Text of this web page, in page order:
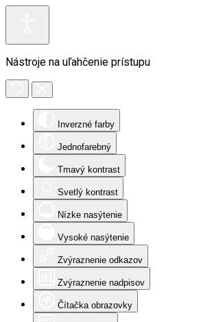
Nástroje na uľahčenie prístupu
Inverzné farby
Jednofarebný
Tmavý kontrast
Svetlý kontrast
Nízke nasýtenie
Vysoké nasýtenie
Zvýraznenie odkazov
Zvýraznenie nadpisov
Čítačka obrazovky